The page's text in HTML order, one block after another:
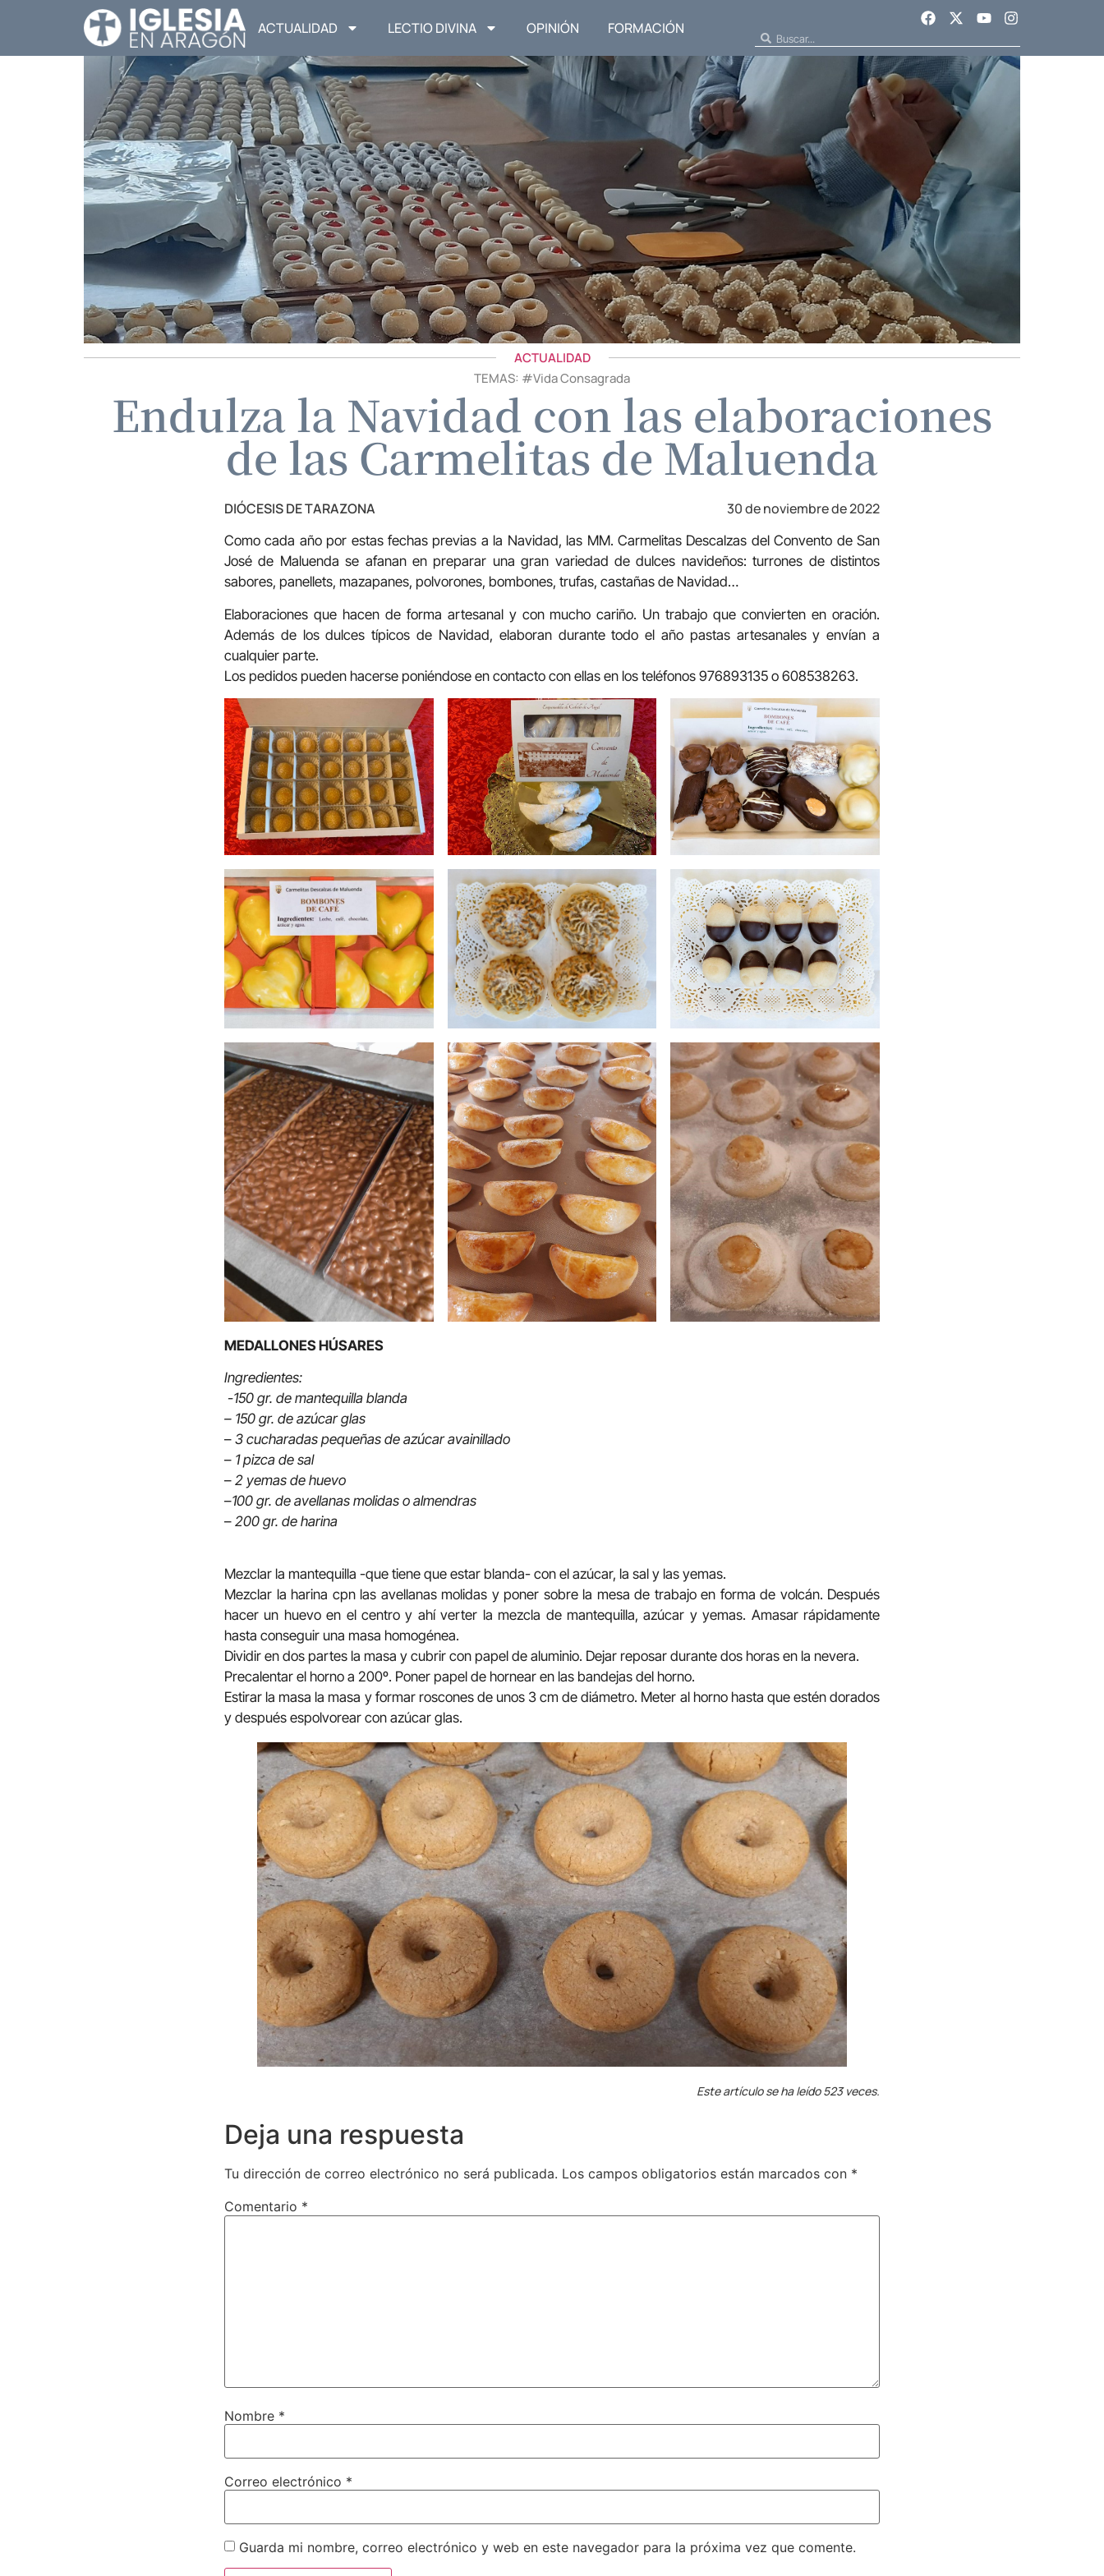
ACTUALIDAD LECTIO DIVINA OPINIÓN FORMACIÓN
ACTUALIDAD
TEMAS: #Vida Consagrada
Endulza la Navidad con las elaboraciones
de las Carmelitas de Maluenda
DIÓCESIS DE TARAZONA 30 de noviembre de 2022
Como cada año por estas fechas previas a la Navidad, las MM. Carmelitas Descalzas del Convento de San
José de Maluenda se afanan en preparar una gran variedad de dulces navideños: turrones de distintos
sabores, panellets, mazapanes, polvorones, bombones, trufas, castañas de Navidad…
Elaboraciones que hacen de forma artesanal y con mucho cariño. Un trabajo que convierten en oración.
Además de los dulces típicos de Navidad, elaboran durante todo el año pastas artesanales y envían a
cualquier parte.
Los pedidos pueden hacerse poniéndose en contacto con ellas en los teléfonos 976893135 o 608538263.
MEDALLONES HÚSARES
Ingredientes:
-150 gr. de mantequilla blanda
– 150 gr. de azúcar glas
– 3 cucharadas pequeñas de azúcar avainillado
– 1 pizca de sal
– 2 yemas de huevo
–100 gr. de avellanas molidas o almendras
– 200 gr. de harina
Mezclar la mantequilla -que tiene que estar blanda- con el azúcar, la sal y las yemas.
Mezclar la harina cpn las avellanas molidas y poner sobre la mesa de trabajo en forma de volcán. Después
hacer un huevo en el centro y ahí verter la mezcla de mantequilla, azúcar y yemas. Amasar rápidamente
hasta conseguir una masa homogénea.
Dividir en dos partes la masa y cubrir con papel de aluminio. Dejar reposar durante dos horas en la nevera.
Precalentar el horno a 200º. Poner papel de hornear en las bandejas del horno.
Estirar la masa la masa y formar roscones de unos 3 cm de diámetro. Meter al horno hasta que estén dorados
y después espolvorear con azúcar glas.
Este artículo se ha leído 523 veces.
Deja una respuesta
Tu dirección de correo electrónico no será publicada. Los campos obligatorios están marcados con *
Comentario *
Nombre *
Correo electrónico *
Guarda mi nombre, correo electrónico y web en este navegador para la próxima vez que comente.